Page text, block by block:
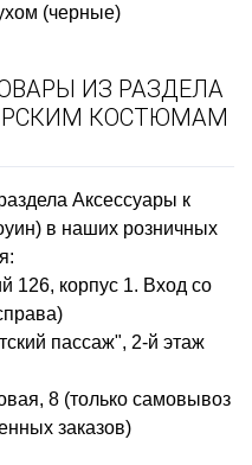
(черные)
ИЗ РАЗДЕЛА
КОСТЮМАМ
Аксессуары к
в наших розничных
126, корпус 1. Вход со
пассаж", 2-й этаж
8 (только самовывоз
заказов)